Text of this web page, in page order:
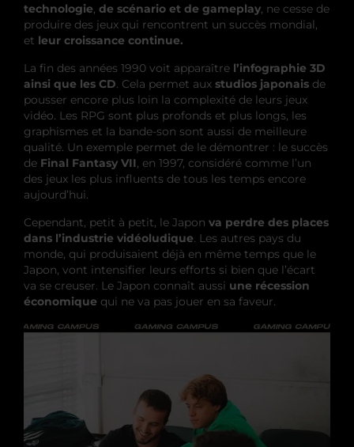
technologie, de scénario et de gameplay, ne cesse de
produire des jeux qui rencontrent un succès mondial,
et leur croissance continue.
La fin des années 1990 voit apparaître l’infographie 3D
ainsi que les CD. Cela permet aux studios japonais de
pousser encore plus loin la complexité de leurs jeux
vidéo. Les RPG sont plus profonds et plus longs, les
graphismes et la bande-son sont aussi de meilleure
qualité. Un exemple permet de le démontrer : le succès
de Final Fantasy VII, en 1997, considéré comme l’un
des jeux les plus influents de tous les temps encore
aujourd’hui.
Cependant, petit à petit, le Japon va perdre des places
dans l’industrie vidéoludique. Les autres pays du
monde, qui produisaient déjà en même temps que le
Japon, vont intensifier leurs efforts si bien que l’écart
va se creuser. Le Japon connaît aussi une récession
économique qui ne va pas jouer en sa faveur.